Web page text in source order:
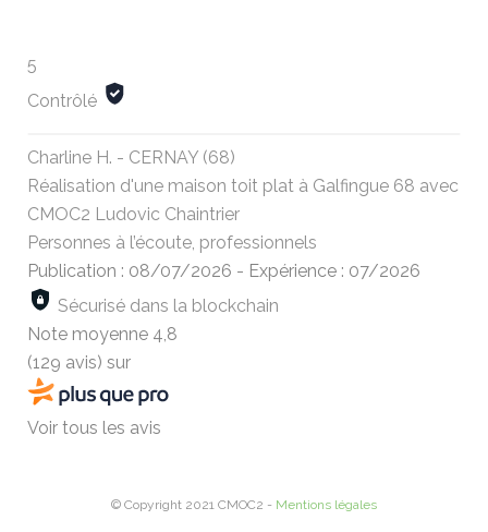
5
Contrôlé
Charline H. - CERNAY (68)
Réalisation d'une maison toit plat à Galfingue 68 avec
CMOC2 Ludovic Chaintrier
Personnes à l’écoute, professionnels
Publication : 08/07/2026 - Expérience : 07/2026
Sécurisé dans la blockchain
Note moyenne 4,8
(129 avis) sur
Voir tous les avis
© Copyright 2021 CMOC2 - Mentions légales